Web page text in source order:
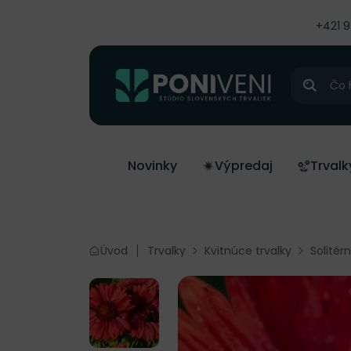
+421
Hľadať
Novinky Výpredaj
Úvod Trvalky Kvitnúce trvalky